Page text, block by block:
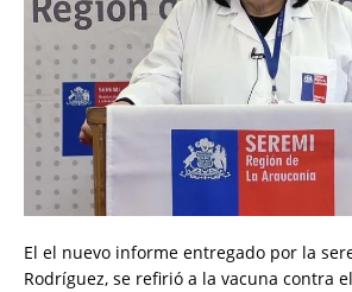
El el nuevo informe entregado por la
Rodríguez, se refirió a la vacuna contra